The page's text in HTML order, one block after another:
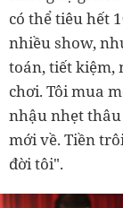
có thể tiêu hết
nhiều show,
toán, tiết kiệm,
chơi. Tôi mua
nhậu nhẹt thâu
mới về. Tiền
đời tôi".